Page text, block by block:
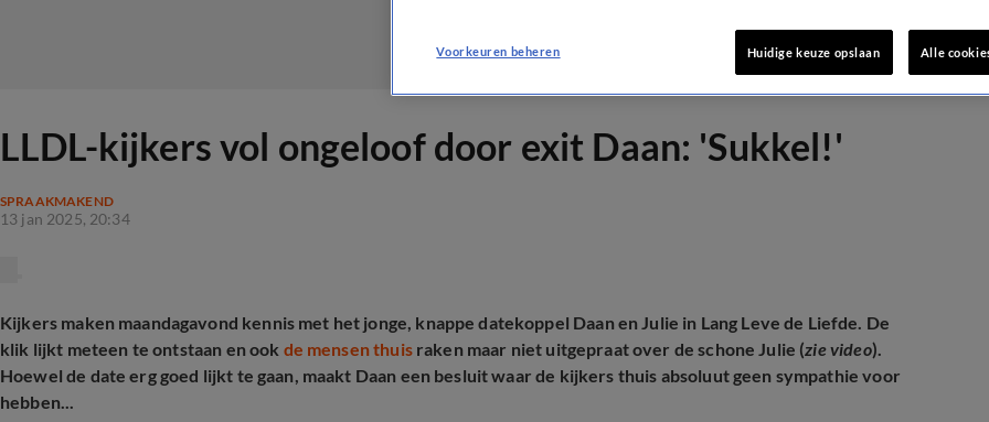
LLDL-kijkers vol ongeloof door exit Daan: 'Sukkel!'
SPRAAKMAKEND
13 jan 2025, 20:34
Kijkers maken maandagavond kennis met het jonge, knappe datekoppel Daan en Julie in Lang Leve de Liefde. De
klik lijkt meteen te ontstaan en ook de mensen thuis raken maar niet uitgepraat over de schone Julie (zie video).
Hoewel de date erg goed lijkt te gaan, maakt Daan een besluit waar de kijkers thuis absoluut geen sympathie voor
hebben...
Voorkeuren beheren Huidige keuze opslaan Alle